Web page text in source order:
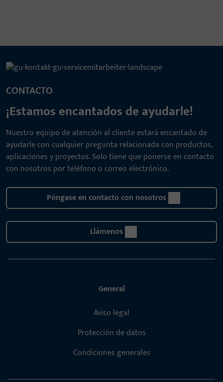
CONTACTO
¡Estamos encantados de ayudarle!
Nuestro equipo de atención al cliente estará encantado de
ayudarle con cualquier pregunta relacionada con productos,
aplicaciones y proyectos. Solo tiene que ponerse en contacto
con nosotros por teléfono o correo electrónico.
Póngase en contacto con nosotros
Llámenos
General
Aviso legal
Protección de datos
Condiciones generales